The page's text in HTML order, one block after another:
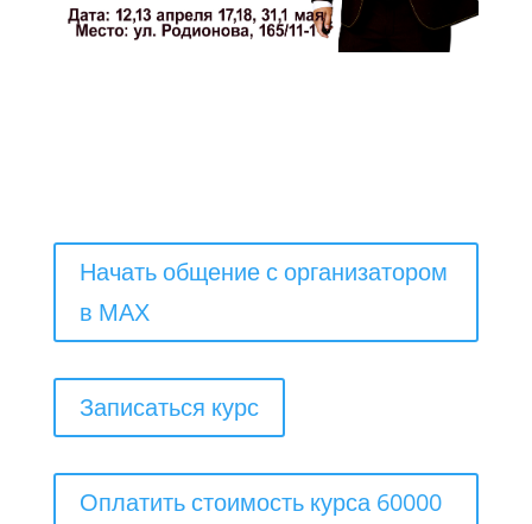
Начать общение с организатором
в МАХ
Записаться курс
Оплатить стоимость курса 60000